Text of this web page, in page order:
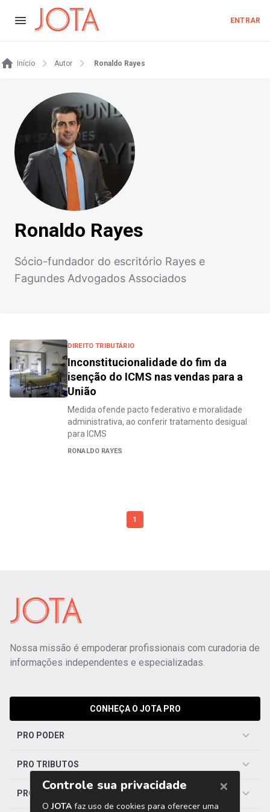
ENTRAR
Início Autor Ronaldo Rayes
Ronaldo Rayes
Sócio-fundador do escritório Rayes e
Fagundes Advogados Associados
DIREITO TRIBUTÁRIO
Inconstitucionalidade do fim da
isenção do ICMS nas vendas para a
União
Medida ofende pacto federativo e moralidade
administrativa, ao conferir tratamento desigual
para ICMS
RONALDO RAYES
1
Nossa missão é empoderar profissionais com curadoria de
informações independentes e especializadas.
CONHEÇA O JOTA PRO
PRO PODER
PRO TRIBUTOS
PRO TRABALHISTA